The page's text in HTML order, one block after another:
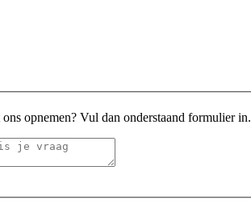
opnemen? Vul dan onderstaand formulier in.